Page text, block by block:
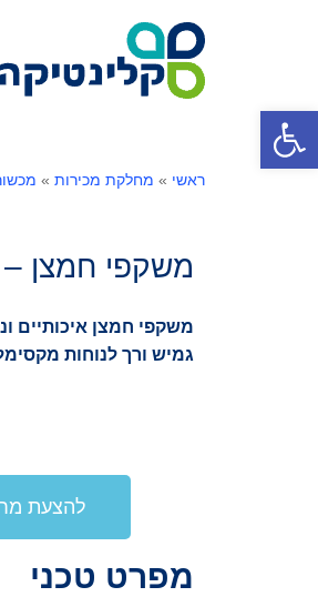
פתח סרגל נגישות
ראשי » מחלקת מכירות »
משקפי חמצן –
משקפי חמצן איכותיים
גמיש ורך לנוחות
להצעת
מפרט טכני